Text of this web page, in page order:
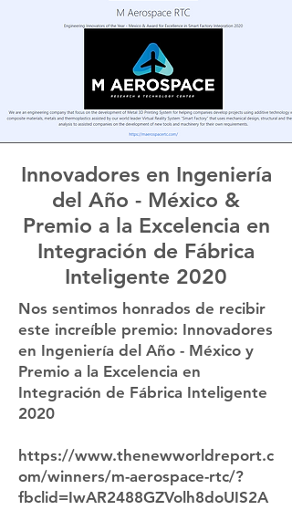
Innovadores en Ingeniería
del Año - México &
Premio a la Excelencia en
Integración de Fábrica
Inteligente 2020
Nos sentimos honrados de recibir
este increíble premio: Innovadores
en Ingeniería del Año - México y
Premio a la Excelencia en
Integración de Fábrica Inteligente
2020
https://www.thenewworldreport.c
om/winners/m-aerospace-rtc/?
fbclid=IwAR2488GZVolh8doUIS2A